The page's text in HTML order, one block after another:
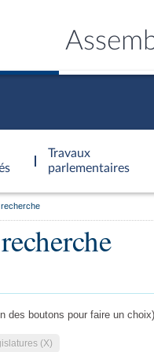
Travaux
parlementaires
des boutons pour faire un choix)
(X)